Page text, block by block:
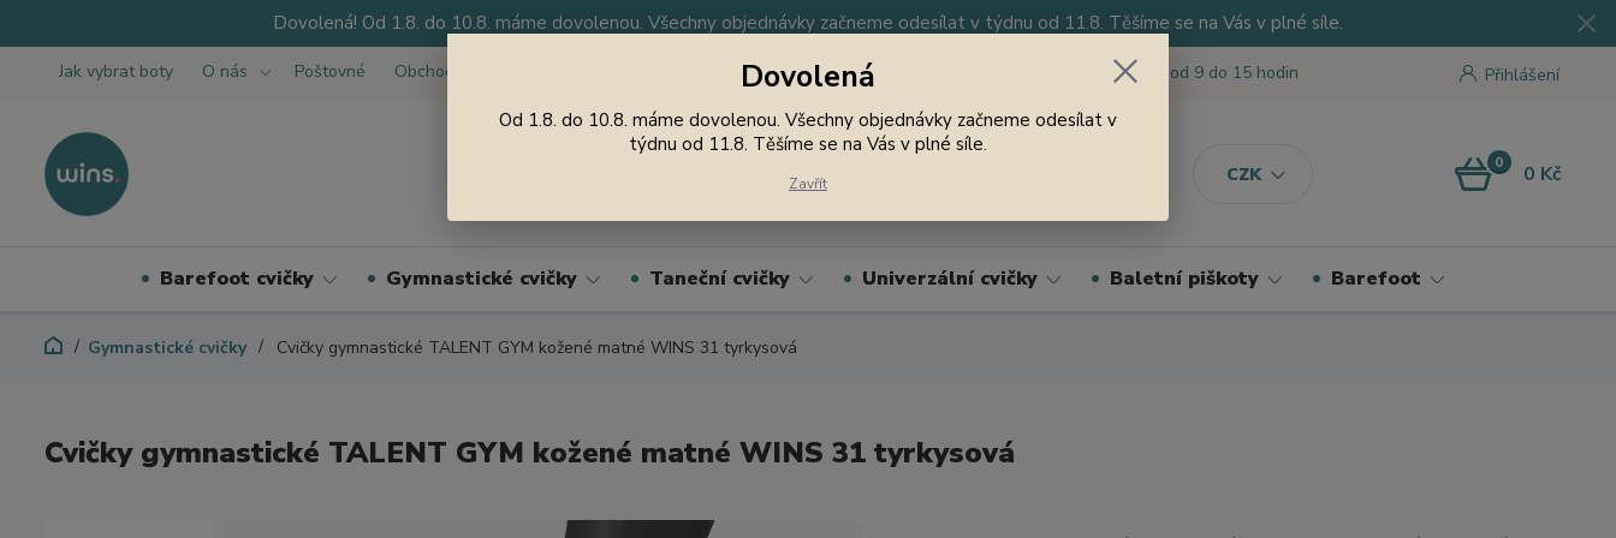
Dovolená! Od 1.8. do 10.8. máme dovolenou. Všechny objednávky začneme odesílat v týdnu od 11.8. Těšíme se na Vás v plné síle.
Jak vybrat boty O nás Poštovné Obchodní podmínky
CZK
Přihlášení
Nevíte si rady? Zavolejte. Jsme tu pro Vás od 9 do 15 hodin
0 0 Kč
Barefoot cvičky Gymnastické cvičky Taneční cvičky Univerzální cvičky Baletní piškoty Barefoot
Gymnastické cvičky Cvičky gymnastické TALENT GYM kožené matné WINS 31 tyrkysová
Cvičky gymnastické TALENT GYM kožené matné WINS 31 tyrkysová
Dovolená
Od 1.8. do 10.8. máme dovolenou. Všechny objednávky začneme odesílat v
týdnu od 11.8. Těšíme se na Vás v plné síle.
Zavřít